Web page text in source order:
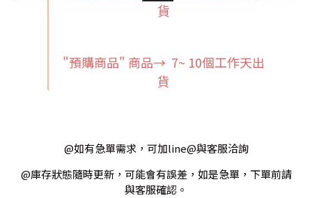
貨
"預購商品" 商品→ 7~ 10個工作天出
貨
@如有急單需求，可加line@與客服洽詢
@庫存狀態隨時更新，可能會有誤差，如是急單，下單前請
與客服確認。